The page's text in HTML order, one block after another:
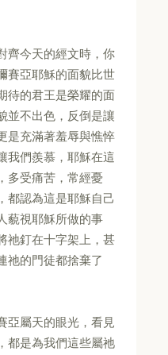
齊今天的經文時，你
賽亞耶穌的面貌比世
待的君王是榮耀的面
並不出色，反倒是讓
是充滿著羞辱與憔悴
我們羨慕，耶穌在這
多受痛苦，常經憂
都認為這是耶穌自己
藐視耶穌所做的事
祂釘在十字架上，甚
祂的門徒都捨棄了
亞屬天的眼光，看見
都是為我們這些屬祂